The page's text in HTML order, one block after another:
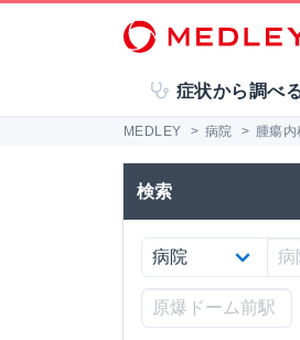
症状から調べ
MEDLEY > 病院 > 腫瘍内
検索